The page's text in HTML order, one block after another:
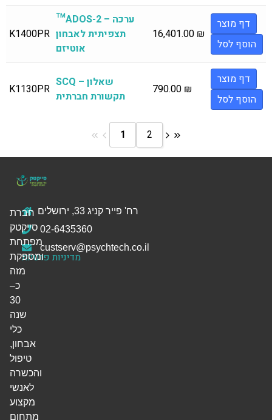
K1400PR
™ADOS-2 – ערכה
תצפיתית לאבחון
אוטיזם
16,401.00 ₪
דף מוצר
הוסף לסל
K1130PR SCQ – שאלון
תקשורת חברתית
790.00 ₪
דף מוצר
הוסף לסל
1 2
רח' פייר קניג 33, ירושלים
02-6435360
custserv@psychtech.co.il
מדיניות פרטיות
חברת
סייקטק
מפתחת
ומספקת
מזה
כ–
30
שנה
כלי
אבחון,
טיפול
והכשרה
לאנשי
מקצוע
מתחום